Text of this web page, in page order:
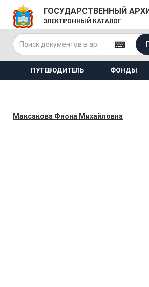
ГОСУДАРСТВЕННЫЙ
ЭЛЕКТРОННЫЙ КАТАЛОГ
ПУТЕВОДИТЕЛЬ ФОНДЫ
Максакова Фиона Михайловна